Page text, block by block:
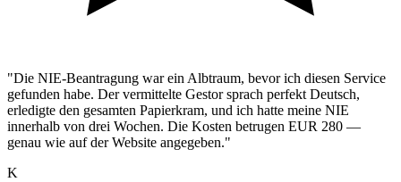
"Die NIE-Beantragung war ein Albtraum, bevor ich diesen Service
gefunden habe. Der vermittelte Gestor sprach perfekt Deutsch,
erledigte den gesamten Papierkram, und ich hatte meine NIE
innerhalb von drei Wochen. Die Kosten betrugen EUR 280 —
genau wie auf der Website angegeben."
K